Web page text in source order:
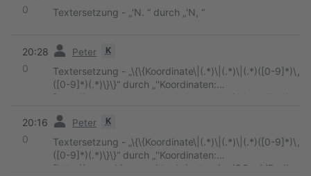
0 Textersetzung - „'N. “ durch „'N, “
20:28 Peter K
0
Textersetzung - „\{\{Koordinate\|(.*)\|(.*)\|(.*)([0-9]*)\,
([0-9]*)(.*)\}\}“ durch „''Koordinaten:
[http://www.skipperguide.de/extension/OSeaMRedire
20:16 Peter K
0
Textersetzung - „\{\{Koordinate\|(.*)\|(.*)\|(.*)([0-9]*)\,
([0-9]*)(.*)\}\}“ durch „''Koordinaten:
[http://www.skipperguide.de/extension/OSeaMRedire